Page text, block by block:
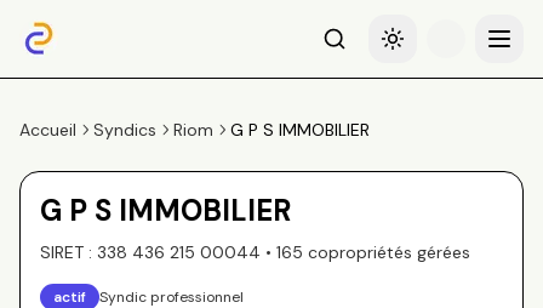
RechercheBasculer le thème
Menu
Accueil Syndics Riom G P S IMMOBILIER
G P S IMMOBILIER
SIRET : 338 436 215 00044 • 165 copropriétés gérées
actif Syndic professionnel